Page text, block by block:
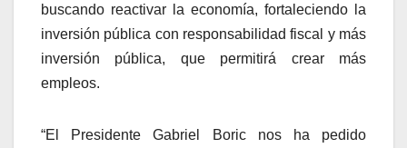
buscando reactivar la economía, fortaleciendo la
inversión pública con responsabilidad fiscal y más
inversión pública, que permitirá crear más
empleos.
“El Presidente Gabriel Boric nos ha pedido